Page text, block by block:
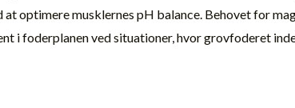
optimere musklernes pH balance. Behovet for
i foderplanen ved situationer, hvor grovfoderet